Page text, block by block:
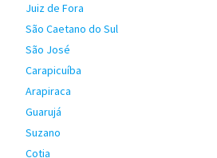
Juiz de Fora
São Caetano do Sul
São José
Carapicuíba
Arapiraca
Guarujá
Suzano
Cotia